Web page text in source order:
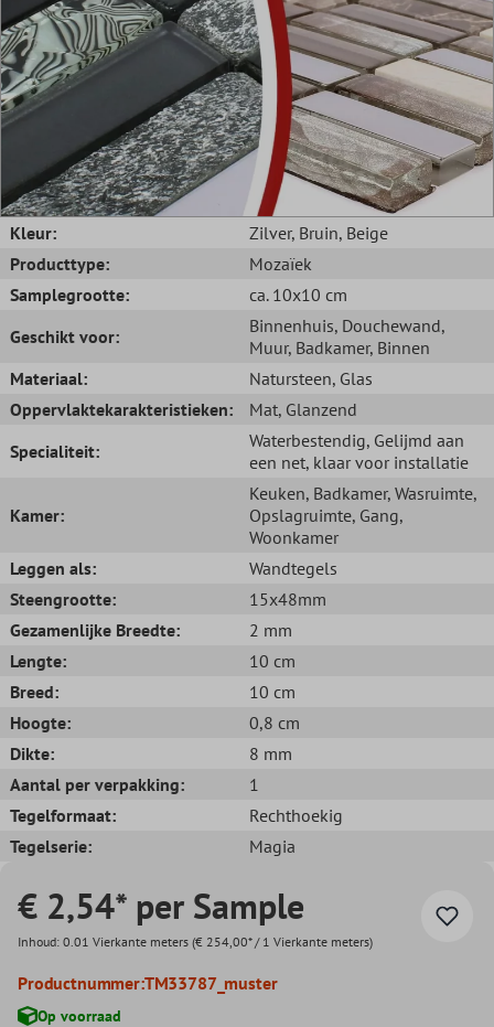
Kleur: Zilver, Bruin, Beige
Producttype:
Mozaïek
Samplegrootte:
ca. 10x10 cm
Geschikt voor:
Binnenhuis, Douchewand,
Muur, Badkamer, Binnen
Materiaal:
Natursteen, Glas
Oppervlaktekarakteristieken:
Mat, Glanzend
Specialiteit:
Waterbestendig, Gelijmd aan
een net, klaar voor installatie
Kamer:
Keuken, Badkamer, Wasruimte,
Opslagruimte, Gang,
Woonkamer
Leggen als:
Wandtegels
Steengrootte:
15x48mm
Gezamenlijke Breedte:
2 mm
Lengte:
10 cm
Breed:
10 cm
Hoogte:
0,8 cm
Dikte:
8 mm
Aantal per verpakking:
1
Tegelformaat:
Rechthoekig
Tegelserie:
Magia
€ 2,54* per Sample
Inhoud: 0.01 Vierkante meters (€ 254,00* / 1 Vierkante meters)
Productnummer:TM33787_muster
Op voorraad